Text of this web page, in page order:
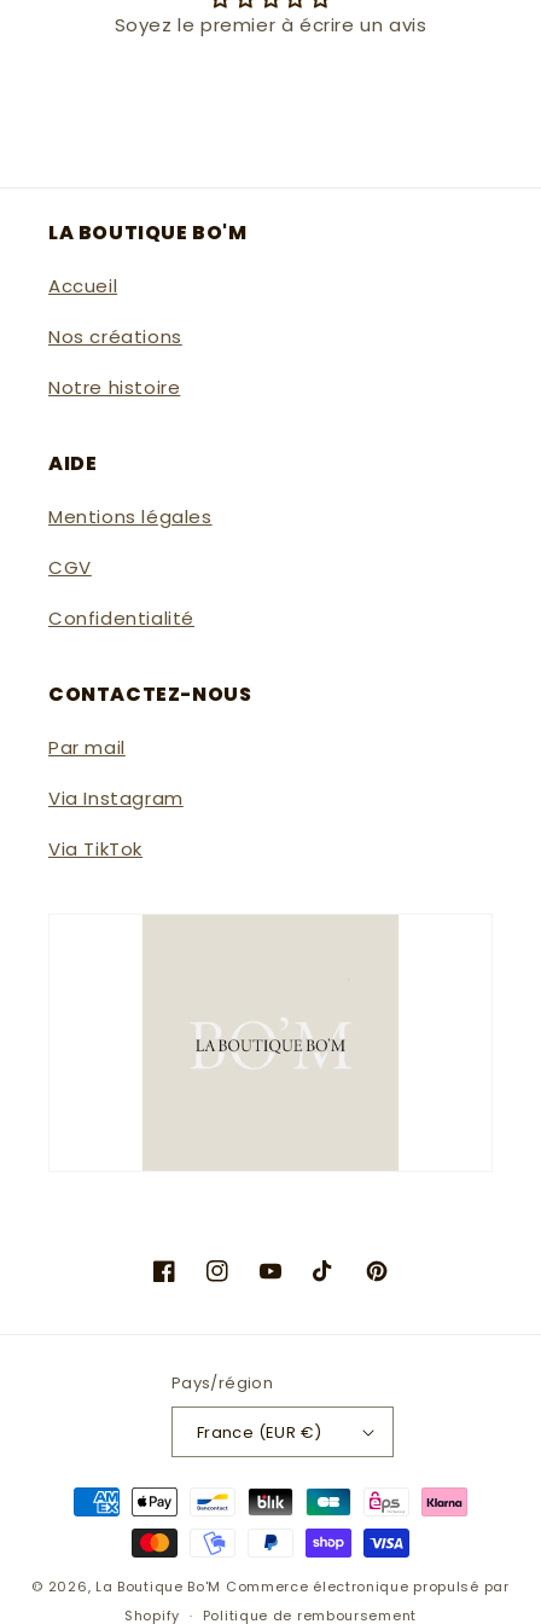
Soyez le premier à écrire un avis
LA BOUTIQUE BO'M
Accueil
Nos créations
Notre histoire
AIDE
Mentions légales
CGV
Confidentialité
CONTACTEZ-NOUS
Par mail
Via Instagram
Via TikTok
FacebookInstagramYouTubeTikTokPinterest
Pays/région
France (EUR €)
Moyens
paiement
© 2026, La Boutique Bo'M Commerce électronique propulsé par
Shopify
Politique de remboursement